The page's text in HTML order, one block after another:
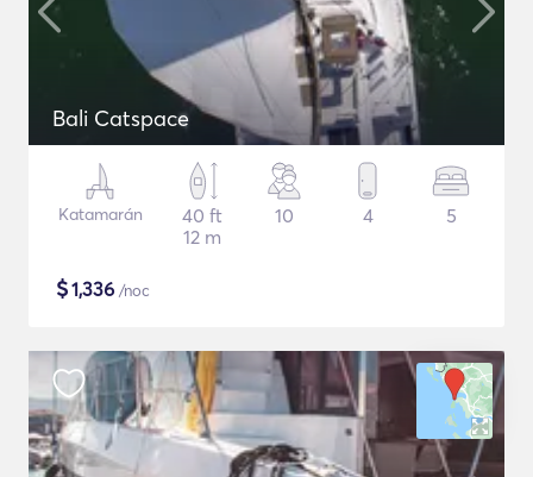
Bali Catspace
Katamarán
40 ft
12 m
10 4 5
$1,336 /noc